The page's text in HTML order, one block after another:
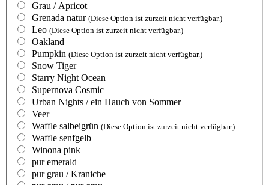
Grau / Apricot
Grenada natur (Diese Option ist zurzeit nicht verfügbar.)
Leo (Diese Option ist zurzeit nicht verfügbar.)
Oakland
Pumpkin (Diese Option ist zurzeit nicht verfügbar.)
Snow Tiger
Starry Night Ocean
Supernova Cosmic
Urban Nights / ein Hauch von Sommer
Veer
Waffle salbeigrün (Diese Option ist zurzeit nicht verfügbar.)
Waffle senfgelb
Winona pink
pur emerald
pur grau / Kraniche